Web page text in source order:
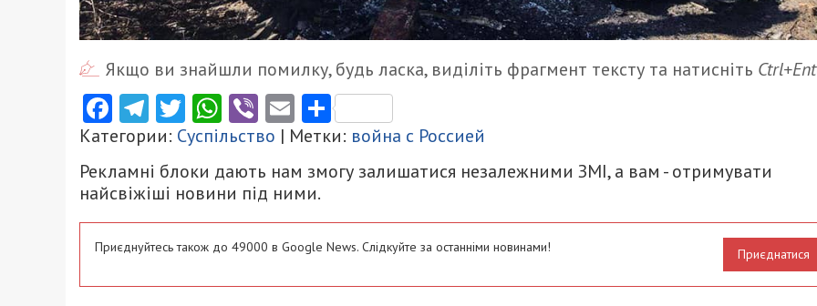
Якщо ви знайшли помилку, будь ласка, виділіть фрагмент тексту та натисніть
Facebook
Telegram
Twitter
WhatsApp
ViberEmailПоділитися
Категории: Суспільство | Метки: война с Россией
Рекламні блоки дають нам змогу залишатися незалежними ЗМІ, а вам - отримувати
найсвіжіші новини під ними.
Приєднуйтесь також до 49000 в Google News. Слідкуйте за останніми новинами! Приєднатися